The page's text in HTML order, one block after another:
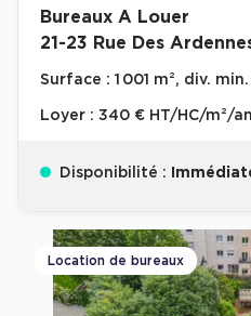
Achat de Bureaux à Rennes
Bureaux certifiés -
Location bureaux Bellecour
Haussmanniens
Bureaux A Louer
21-23 Rue Des
Surface : 1 001 m², div.
Loyer : 340 € HT/HC/m²/an
Disponibilité :
Location de bureaux